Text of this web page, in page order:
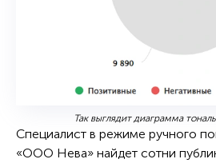
Так выглядит диаграмма
Специалист в режиме ручного
«ООО Нева» найдет сотни